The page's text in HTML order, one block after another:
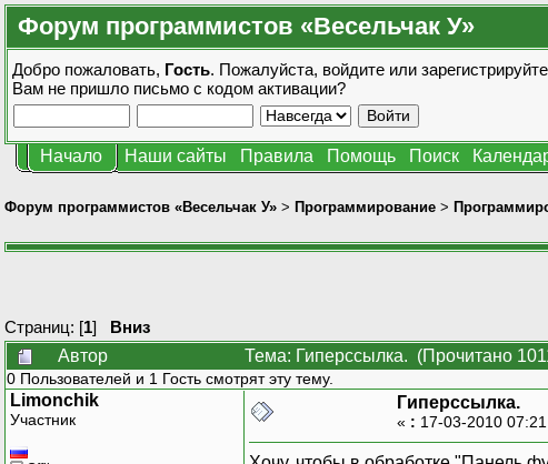
Форум программистов «Весельчак У»
Добро пожаловать, Гость. Пожалуйста, войдите или
Вам не пришло письмо с кодом активации?
Начало Наши сайты Правила Помощь Поиск
Форум программистов «Весельчак У» > Программирование >
Страниц: [1] Вниз
Автор
Тема: Гиперссылка. (Прочитано
0 Пользователей и 1 Гость смотрят эту тему.
Limonchik
Участник
Гиперссылка.
« : 17-03-2010